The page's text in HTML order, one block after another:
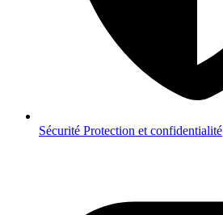
Sécurité Protection et confidentialité